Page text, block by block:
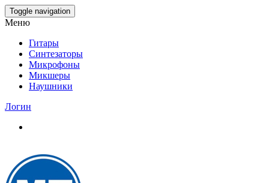
Skip
to
content
Toggle navigation
Меню
Гитары
Синтезаторы
Микрофоны
Микшеры
Наушники
Логин